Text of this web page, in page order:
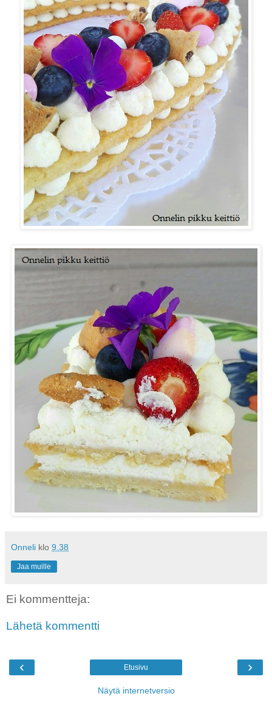
Onneli klo 9.38
Jaa muille
Ei kommentteja:
Lähetä kommentti
‹ ›
Etusivu
Näytä internetversio